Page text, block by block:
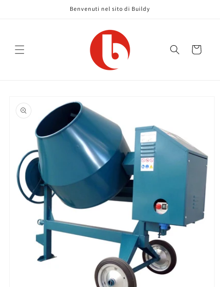
Benvenuti nel sito di Buildy
Cart
product
information